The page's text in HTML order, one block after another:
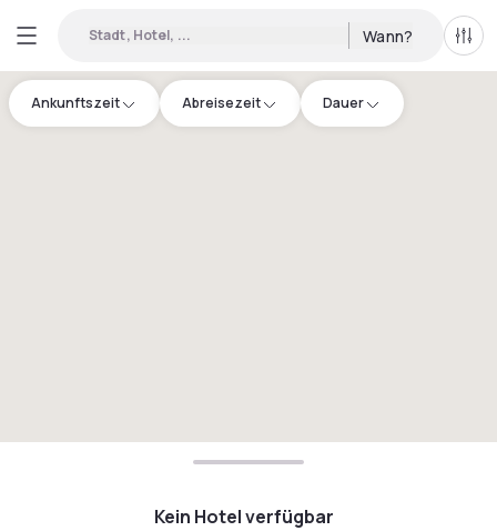
Stadt, Hotel, ... Wann? Alle
Ankunftszeit Abreisezeit Dauer
Kein Hotel verfügbar